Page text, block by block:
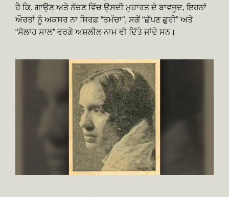
ਹੈ ਕਿ, ਗਾਉਣ ਅਤੇ ਨੱਚਣ ਵਿੱਚ ਉਸਦੀ ਮੁਹਾਰਤ ਦੇ ਬਾਵਜੂਦ, ਇਹਨਾਂ
ਔਰਤਾਂ ਨੂੰ ਅਕਸਰ ਨਾ ਸਿਰਫ਼ “ਤਮੰਚਾ”, ਸਗੋਂ “ਛੱਪਣ ਛੁਰੀ” ਅਤੇ
“ਸੋਲਾਹ ਸਾਲ” ਵਰਗੇ ਅਸ਼ਲੀਲ ਨਾਮ ਵੀ ਦਿੱਤੇ ਜਾਂਦੇ ਸਨ।